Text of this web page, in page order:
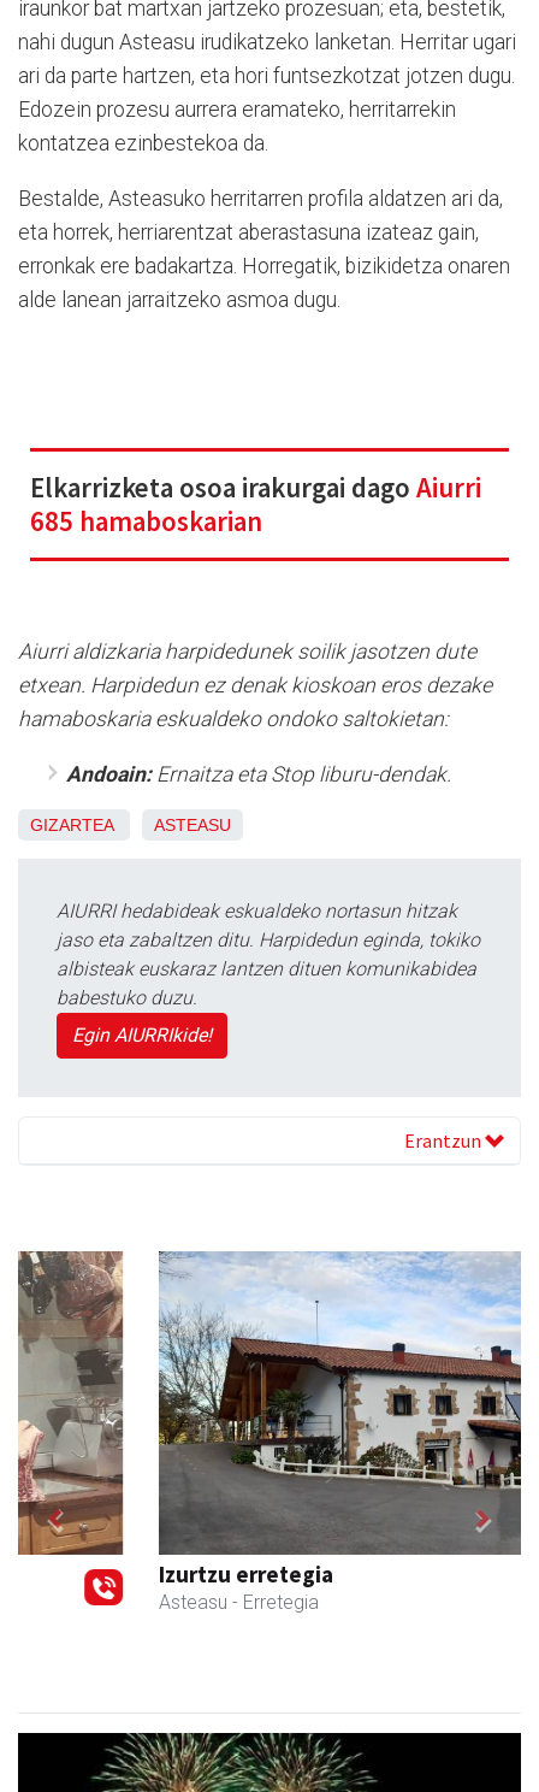
iraunkor bat martxan jartzeko prozesuan; eta, bestetik,
nahi dugun Asteasu irudikatzeko lanketan. Herritar ugari
ari da parte hartzen, eta hori funtsezkotzat jotzen dugu.
Edozein prozesu aurrera eramateko, herritarrekin
kontatzea ezinbestekoa da.
Bestalde, Asteasuko herritarren profila aldatzen ari da,
eta horrek, herriarentzat aberastasuna izateaz gain,
erronkak ere badakartza. Horregatik, bizikidetza onaren
alde lanean jarraitzeko asmoa dugu.
Elkarrizketa osoa irakurgai dagoAiurri
685 hamaboskarian
Aiurri aldizkaria harpidedunek soilik jasotzen dute
etxean. Harpidedun ez denak kioskoan eros dezake
hamaboskaria eskualdeko ondoko saltokietan:
Andoain: Ernaitza eta Stop liburu-dendak.
GIZARTEA ASTEASU
AIURRI hedabideak eskualdeko nortasun hitzak
jaso eta zabaltzen ditu. Harpidedun eginda, tokiko
albisteak euskaraz lantzen dituen komunikabidea
babestuko duzu.
Egin AIURRIkide!
Erantzun
Izurtzu erretegia
Asteasu - Erretegia
Previous Next